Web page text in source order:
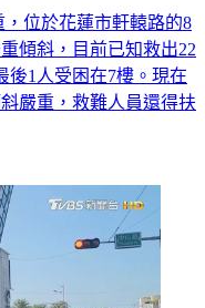
位於花蓮市軒轅路的8
傾斜，目前已知救出22
後1人受困在7樓。現在
嚴重，救難人員還得扶